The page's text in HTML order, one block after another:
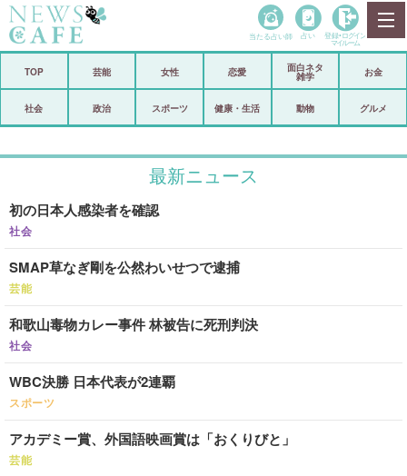
政治
スポーツ
恋愛
コメントポスト アリ／ナシ
当たる占い師 占い 登録• ログイン
マイルーム
TOP 芸能 女性 恋愛
面白ネタ
雑学
お金
社会 政治 スポーツ 健康・生活 動物 グルメ
最新ニュース
初の日本人感染者を確認
社会
SMAP草なぎ剛を公然わいせつで逮捕
芸能
和歌山毒物カレー事件 林被告に死刑判決
社会
WBC決勝 日本代表が2連覇
スポーツ
アカデミー賞、外国語映画賞は「おくりびと」
芸能